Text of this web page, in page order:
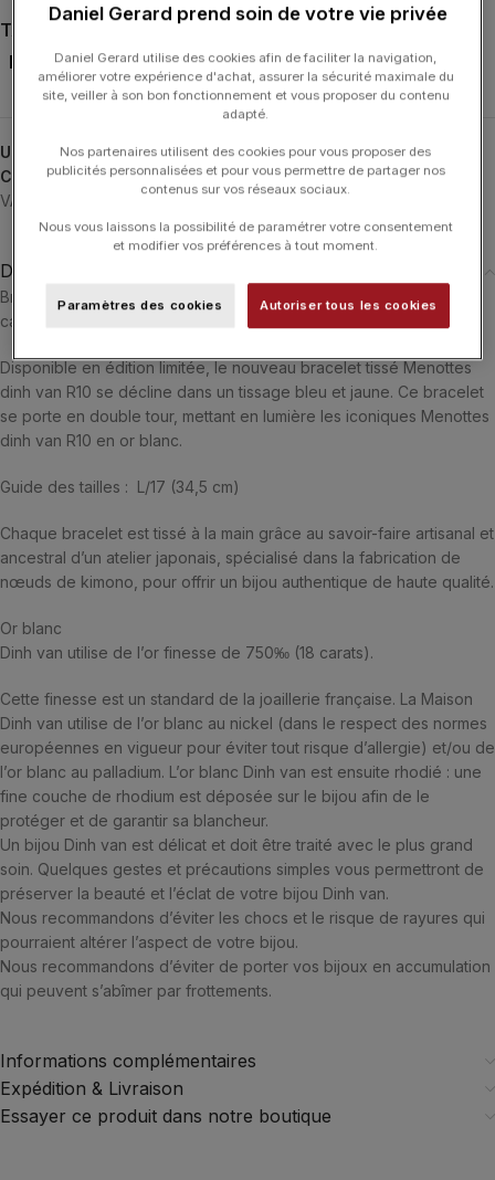
TAILLE
L
UGS :
371402
Catégories : 24H-DINHVAN , Bracelets , Bracelets, Cordon , DINH
VAN
Description
Bracelet tissé Bleu Molitor Menottes dinh van R10 en or blanc 18
carats.
Disponible en édition limitée, le nouveau bracelet tissé Menottes
dinh van R10 se décline dans un tissage bleu et jaune. Ce bracelet
se porte en double tour, mettant en lumière les iconiques Menottes
dinh van R10 en or blanc.
Guide des tailles : L/17 (34,5 cm)
Chaque bracelet est tissé à la main grâce au savoir-faire artisanal et
ancestral d’un atelier japonais, spécialisé dans la fabrication de
nœuds de kimono, pour offrir un bijou authentique de haute qualité.
Or blanc
Dinh van utilise de l’or finesse de 750‰ (18 carats).
Cette finesse est un standard de la joaillerie française. La Maison
Dinh van utilise de l’or blanc au nickel (dans le respect des normes
européennes en vigueur pour éviter tout risque d’allergie) et/ou de
l’or blanc au palladium. L’or blanc Dinh van est ensuite rhodié : une
fine couche de rhodium est déposée sur le bijou afin de le
protéger et de garantir sa blancheur.
Un bijou Dinh van est délicat et doit être traité avec le plus grand
soin. Quelques gestes et précautions simples vous permettront de
préserver la beauté et l’éclat de votre bijou Dinh van.
Nous recommandons d’éviter les chocs et le risque de rayures qui
pourraient altérer l’aspect de votre bijou.
Nous recommandons d’éviter de porter vos bijoux en accumulation
qui peuvent s’abîmer par frottements.
Informations complémentaires
Expédition & Livraison
Essayer ce produit dans notre boutique
Daniel Gerard prend soin de votre vie privée
Daniel Gerard utilise des cookies afin de faciliter la navigation,
améliorer votre expérience d'achat, assurer la sécurité maximale du
site, veiller à son bon fonctionnement et vous proposer du contenu
adapté.
Nos partenaires utilisent des cookies pour vous proposer des
publicités personnalisées et pour vous permettre de partager nos
contenus sur vos réseaux sociaux.
Nous vous laissons la possibilité de paramétrer votre consentement
et modifier vos préférences à tout moment.
Paramètres des cookies Autoriser tous les cookies